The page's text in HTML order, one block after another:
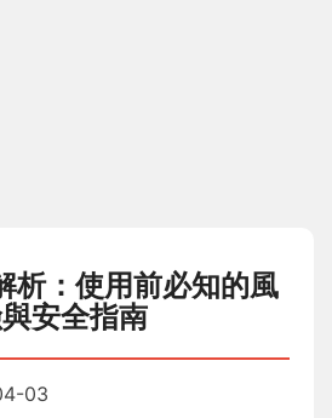
析：使用前必知的風
安全指南
03